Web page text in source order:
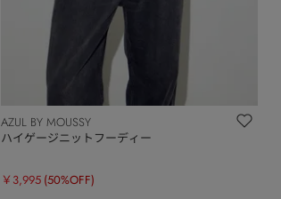
AZUL BY MOUSSY
ハイゲージニットフーディー
￥3,995 (50%OFF)